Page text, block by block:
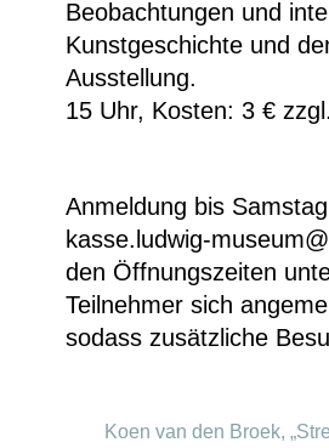
Beobachtungen und
Kunstgeschichte und
Ausstellung.
15 Uhr, Kosten: 3 €
Anmeldung bis
kasse.ludwig-
den Öffnungszeiten
Teilnehmer sich
sodass zusätzliche
Koen van den Broek,